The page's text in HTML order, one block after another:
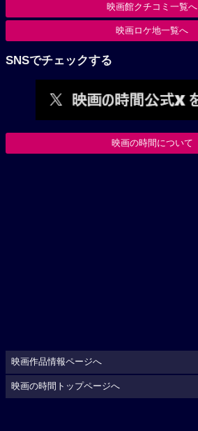
映画館クチコミ一覧へ
映画ロケ地一覧へ
SNSでチェックする
映画の時間について
映画作品情報ページへ
映画の時間トップページへ